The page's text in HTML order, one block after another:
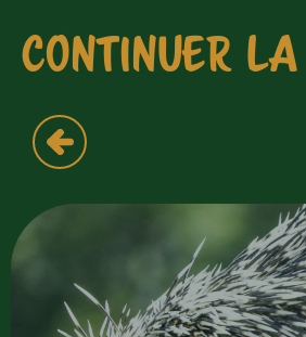
CONTINUER